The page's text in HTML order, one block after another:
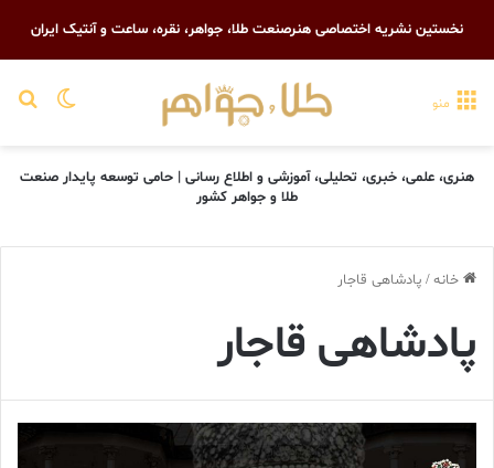
نخستین نشریه اختصاصی هنرصنعت طلا، جواهر، نقره، ساعت و آنتیک ایران
تغییر منو
هنری، علمی، خبری، تحلیلی، آموزشی و اطلاع رسانی | حامی توسعه پایدار صنعت
طلا و جواهر کشور
خانه/ پادشاهی قاجار
پادشاهی قاجار